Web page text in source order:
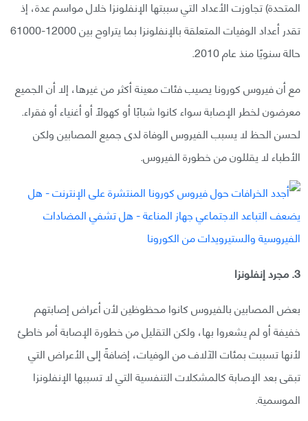
المتحدة) تجاوزت الأعداد التي سببتها الإنفلونزا خلال مواسم عدة، إذ
تقدر أعداد الوفيات المتعلقة بالإنفلونزا بما يتراوح بين 12000-61000
حالة سنويًا منذ عام 2010.
مع أن فيروس كورونا يصيب فئات معينة أكثر من غيرها، إلا أن الجميع
معرضون لخطر الإصابة سواء كانوا شبابًا أو كهولًا أو أغنياء أو فقراء.
لحسن الحظ لا يسبب الفيروس الوفاة لدى جميع المصابين ولكن
الأطباء لا يقللون من خطورة الفيروس.
3. مجرد إنفلونزا
بعض المصابين بالفيروس كانوا محظوظين لأن أعراض إصابتهم
خفيفة أو لم يشعروا بها، ولكن التقليل من خطورة الإصابة أمر خاطئ
لأنها تسببت بمئات الآلاف من الوفيات، إضافةً إلى الأعراض التي
تبقى بعد الإصابة كالمشكلات التنفسية التي لا تسببها الإنفلونزا
الموسمية.